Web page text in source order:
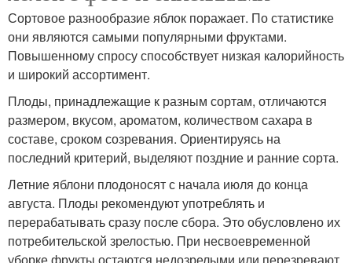
Сортовое разнообразие яблок поражает. По статистике
они являются самыми популярными фруктами.
Повышенному спросу способствует низкая калорийность
и широкий ассортимент.
Плоды, принадлежащие к разным сортам, отличаются
размером, вкусом, ароматом, количеством сахара в
составе, сроком созревания. Ориентируясь на
последний критерий, выделяют поздние и ранние сорта.
Летние яблони плодоносят с начала июля до конца
августа. Плоды рекомендуют употреблять и
перерабатывать сразу после сбора. Это обусловлено их
потребительской зрелостью. При несвоевременной